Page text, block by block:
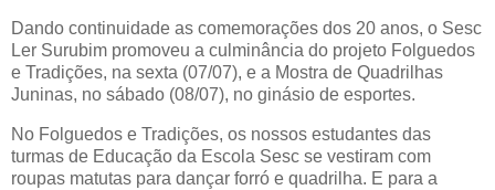
Dando continuidade as comemorações dos 20 anos, o Sesc
Ler Surubim promoveu a culminância do projeto Folguedos
e Tradições, na sexta (07/07), e a Mostra de Quadrilhas
Juninas, no sábado (08/07), no ginásio de esportes.
No Folguedos e Tradições, os nossos estudantes das
turmas de Educação da Escola Sesc se vestiram com
roupas matutas para dançar forró e quadrilha. E para a